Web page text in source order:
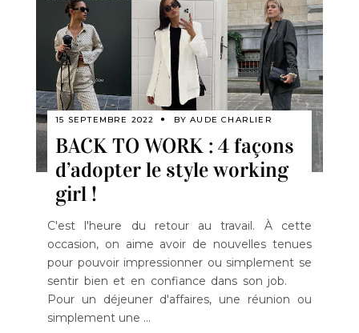
15 SEPTEMBRE 2022 BYAUDE CHARLIER
BACK TO WORK : 4 façons
d’adopter le style working
girl !
C'est l'heure du retour au travail. À cette
occasion, on aime avoir de nouvelles tenues
pour pouvoir impressionner ou simplement se
sentir bien et en confiance dans son job.
Pour un déjeuner d'affaires, une réunion ou
simplement une